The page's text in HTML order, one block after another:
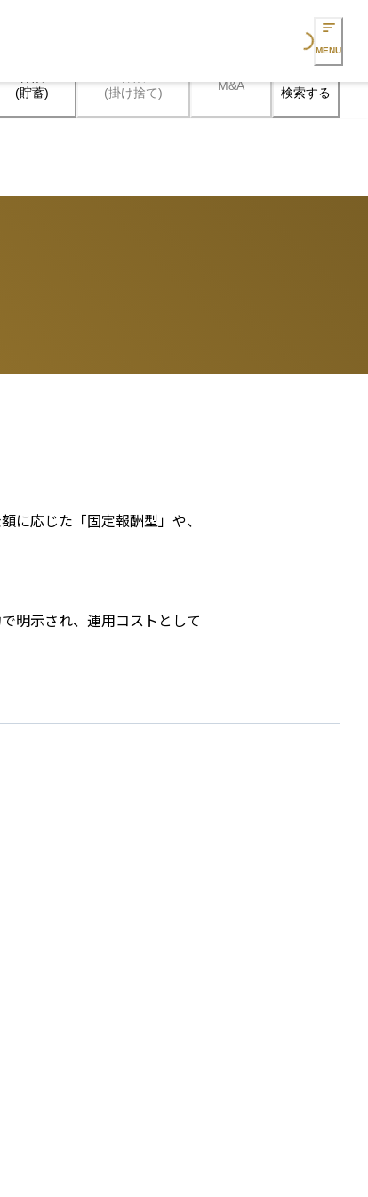
Loading...
MENU
(貯蓄)
(掛け捨て)
M&A 検索する
に応じた「固定報酬型」や、
明示され、運用コストとして